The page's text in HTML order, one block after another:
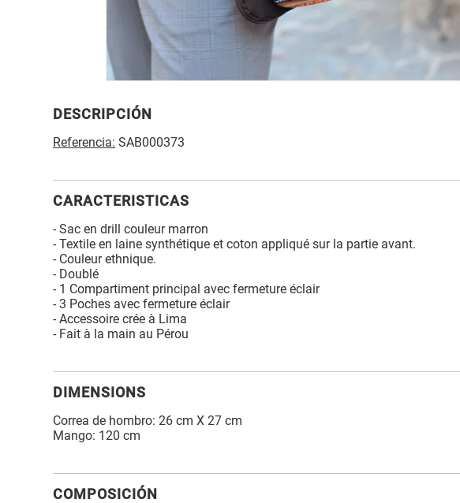
DESCRIPCIÓN
Referencia: SAB000373
CARACTERISTICAS
- Sac en drill couleur marron
- Textile en laine synthétique et coton appliqué sur la partie avant.
- Couleur ethnique.
- Doublé
- 1 Compartiment principal avec fermeture éclair
- 3 Poches avec fermeture éclair
- Accessoire crée à Lima
- Fait à la main au Pérou
DIMENSIONS
Correa de hombro: 26 cm X 27 cm
Mango: 120 cm
COMPOSICIÓN